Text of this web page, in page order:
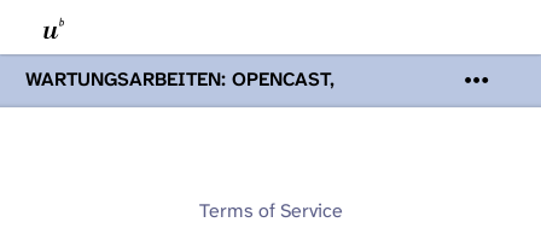
WARTUNGSARBEITEN: OPENCAST,
PODCASTS & TOBIRA
Mi 19. August
Opencast-Videos und Tobira nicht zur
Terms of Service